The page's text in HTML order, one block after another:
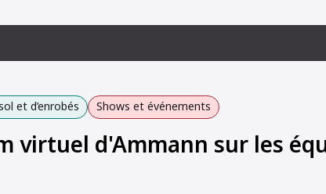
et d’enrobés Shows et événements
virtuel d'Ammann sur les